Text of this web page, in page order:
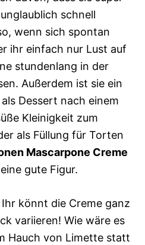
schnell
wenn sich spontan
ihr einfach nur Lust auf
stundenlang in der
Außerdem ist sie ein
Dessert nach einem
Kleinigkeit zum
als Füllung für Torten
Mascarpone Creme
gute Figur.
könnt die Creme ganz
variieren! Wie wäre es
Hauch von Limette statt